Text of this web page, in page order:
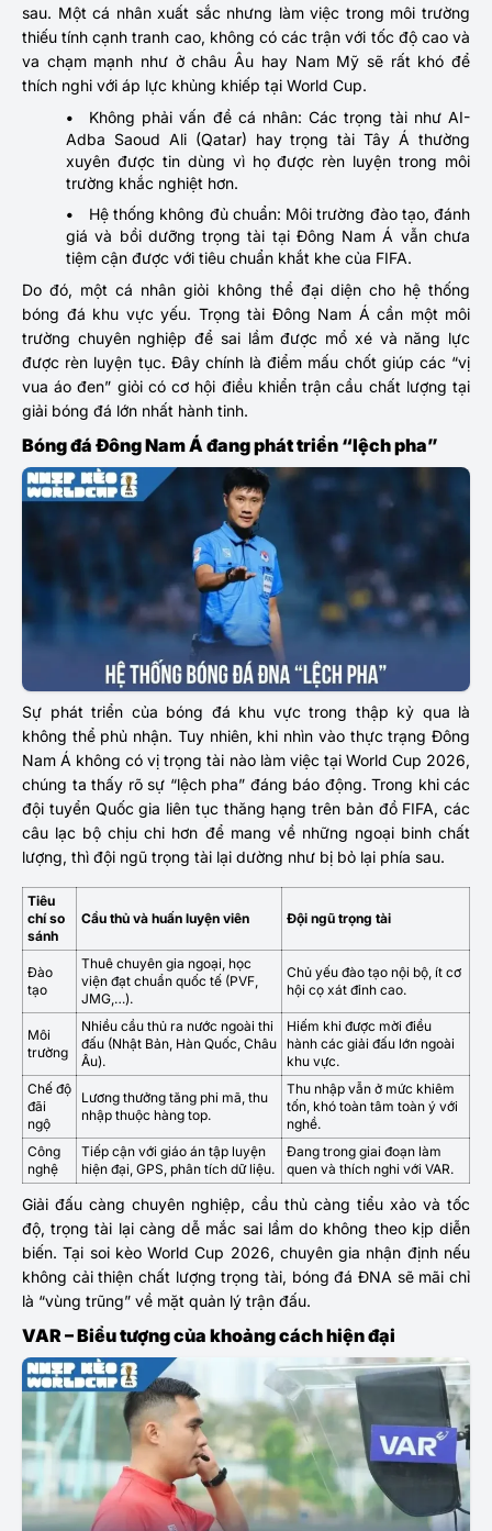
sau. Một cá nhân xuất sắc nhưng làm việc trong môi trường
thiếu tính cạnh tranh cao, không có các trận với tốc độ cao và
va chạm mạnh như ở châu Âu hay Nam Mỹ sẽ rất khó để
thích nghi với áp lực khủng khiếp tại World Cup.
Không phải vấn đề cá nhân: Các trọng tài như AI-
Adba Saoud Ali (Qatar) hay trọng tài Tây Á thường
xuyên được tin dùng vì họ được rèn luyện trong môi
trường khắc nghiệt hơn.
Hệ thống không đủ chuẩn: Môi trường đào tạo, đánh
giá và bồi dưỡng trọng tài tại Đông Nam Á vẫn chưa
tiệm cận được với tiêu chuẩn khắt khe của FIFA.
Do đó, một cá nhân giỏi không thể đại diện cho hệ thống
bóng đá khu vực yếu. Trọng tài Đông Nam Á cần một môi
trường chuyên nghiệp để sai lầm được mổ xé và năng lực
được rèn luyện tục. Đây chính là điểm mấu chốt giúp các “vị
vua áo đen” giỏi có cơ hội điều khiển trận cầu chất lượng tại
giải bóng đá lớn nhất hành tinh.
Bóng đá Đông Nam Á đang phát triển “lệch pha”
Sự phát triển của bóng đá khu vực trong thập kỷ qua là
không thể phủ nhận. Tuy nhiên, khi nhìn vào thực trạng Đông
Nam Á không có vị trọng tài nào làm việc tại World Cup 2026,
chúng ta thấy rõ sự “lệch pha” đáng báo động. Trong khi các
đội tuyển Quốc gia liên tục thăng hạng trên bản đồ FIFA, các
câu lạc bộ chịu chi hơn để mang về những ngoại binh chất
lượng, thì đội ngũ trọng tài lại dường như bị bỏ lại phía sau.
Tiêu
chí so
sánh
Cầu thủ và huấn luyện viên Đội ngũ trọng tài
Đào
tạo
Thuê chuyên gia ngoại, học
viện đạt chuẩn quốc tế (PVF,
JMG,…).
Chủ yếu đào tạo nội bộ, ít cơ
hội cọ xát đỉnh cao.
Môi
trường
Nhiều cầu thủ ra nước ngoài thi
đấu (Nhật Bản, Hàn Quốc, Châu
Âu).
Hiếm khi được mời điều
hành các giải đấu lớn ngoài
khu vực.
Chế độ
đãi
ngộ
Lương thưởng tăng phi mã, thu
nhập thuộc hàng top.
Thu nhập vẫn ở mức khiêm
tốn, khó toàn tâm toàn ý với
nghề.
Công
nghệ
Tiếp cận với giáo án tập luyện
hiện đại, GPS, phân tích dữ liệu.
Đang trong giai đoạn làm
quen và thích nghi với VAR.
Giải đấu càng chuyên nghiệp, cầu thủ càng tiểu xảo và tốc
độ, trọng tài lại càng dễ mắc sai lầm do không theo kịp diễn
biến. Tại soi kèo World Cup 2026, chuyên gia nhận định nếu
không cải thiện chất lượng trọng tài, bóng đá ĐNA sẽ mãi chỉ
là “vùng trũng” về mặt quản lý trận đấu.
VAR – Biểu tượng của khoảng cách hiện đại